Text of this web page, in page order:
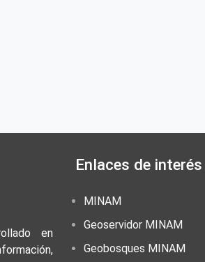
en
Enlaces de interés
MINAM
Geoservidor MINAM
Geobosques MINAM